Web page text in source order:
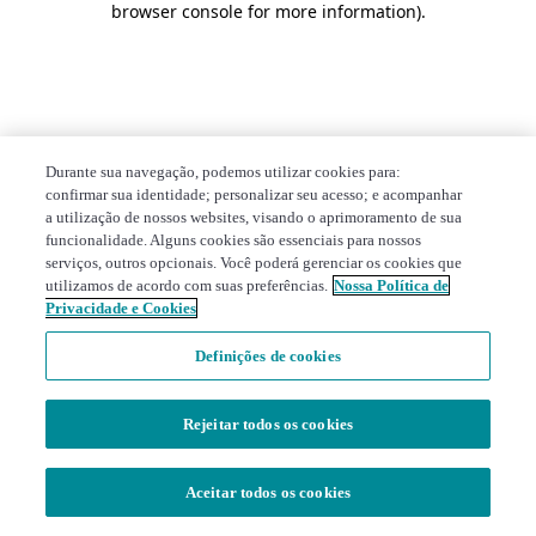
browser console for more information).
Durante sua navegação, podemos utilizar cookies para:
confirmar sua identidade; personalizar seu acesso; e acompanhar
a utilização de nossos websites, visando o aprimoramento de sua
funcionalidade. Alguns cookies são essenciais para nossos
serviços, outros opcionais. Você poderá gerenciar os cookies que
utilizamos de acordo com suas preferências. Nossa Política de
Privacidade e Cookies
Definições de cookies
Rejeitar todos os cookies
Aceitar todos os cookies